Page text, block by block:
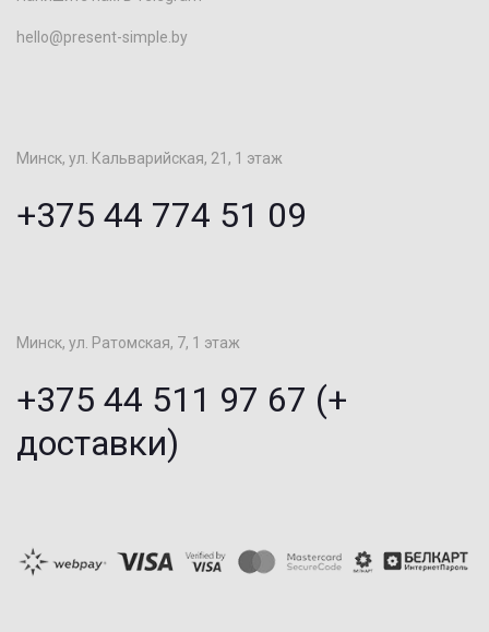
hello@present-simple.by
Минск, ул. Кальварийская, 21, 1 этаж
+375 44 774 51 09
Минск, ул. Ратомская, 7, 1 этаж
+375 44 511 97 67 (+
доставки)